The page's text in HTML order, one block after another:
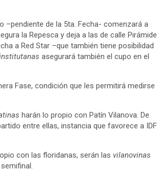
–pendiente de la 5ta. Fecha- comenzará a
la Repesca y deja a las de calle Pirámide
a Red Star –que también tiene posibilidad
asegurará también el cupo en el
Fase, condición que les permitirá medirse
harán lo propio con Patín Vilanova. De
entre ellas, instancia que favorece a IDF
con las floridanas, serán las vilanovinas